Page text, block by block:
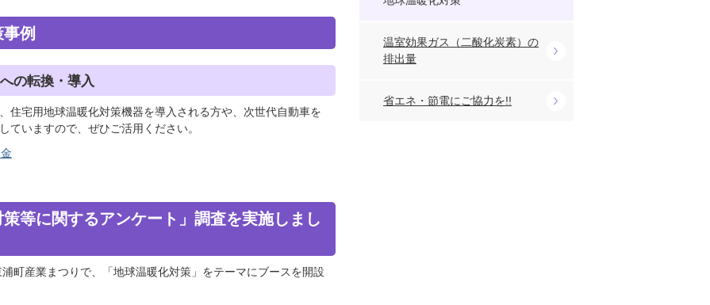
例
の転換・導入
住宅用地球温暖化対策機器を導入される方や、次世代自動車を
ていますので、ぜひご活用ください。
等に関するアンケート」調査を実施しまし
町産業まつりで、「地球温暖化対策」をテーマにブースを開設
温室効果ガス（二酸化炭素）の
排出量
省エネ・節電にご協力を!!